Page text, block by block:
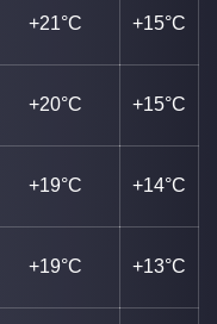
+21°C +15°C
+20°C +15°C
+19°C +14°C
+19°C +13°C